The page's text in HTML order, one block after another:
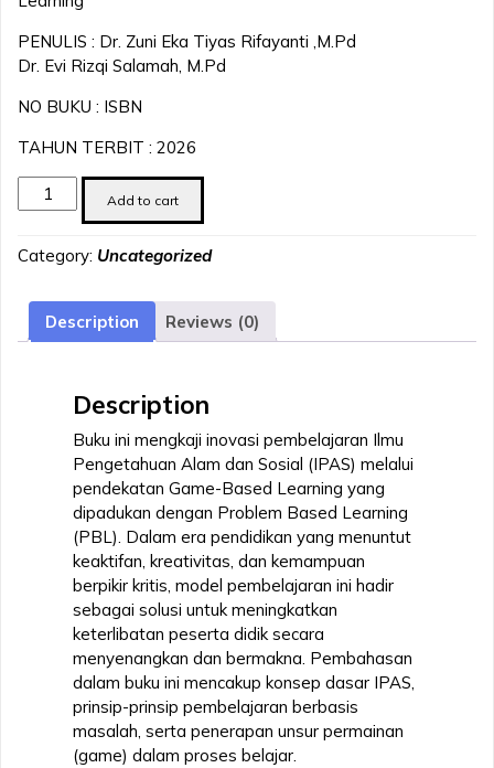
PENULIS : Dr. Zuni Eka Tiyas Rifayanti ,M.Pd
Dr. Evi Rizqi Salamah, M.Pd
NO BUKU : ISBN
TAHUN TERBIT : 2026
Pembelajaran
Ipas
Game
Based
Learning
Add to cart
Category: Uncategorized
Description Reviews (0)
Description
Buku ini mengkaji inovasi pembelajaran Ilmu
Pengetahuan Alam dan Sosial (IPAS) melalui
pendekatan Game-Based Learning yang
dipadukan dengan Problem Based Learning
(PBL). Dalam era pendidikan yang menuntut
keaktifan, kreativitas, dan kemampuan
berpikir kritis, model pembelajaran ini hadir
sebagai solusi untuk meningkatkan
keterlibatan peserta didik secara
menyenangkan dan bermakna. Pembahasan
dalam buku ini mencakup konsep dasar IPAS,
prinsip-prinsip pembelajaran berbasis
masalah, serta penerapan unsur permainan
(game) dalam proses belajar.